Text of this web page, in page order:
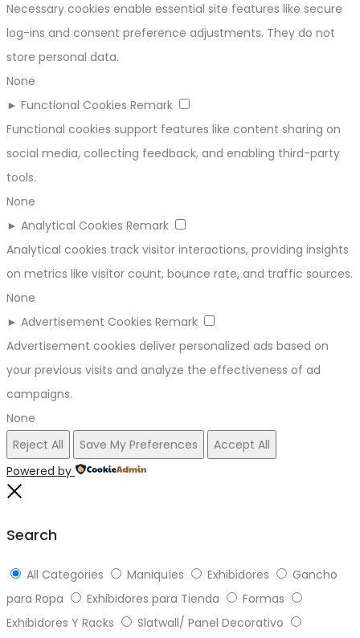
Necessary cookies enable essential site features like secure
log-ins and consent preference adjustments. They do not
store personal data.
None
► Functional Cookies Remark
Functional cookies support features like content sharing on
social media, collecting feedback, and enabling third-party
tools.
None
► Analytical Cookies Remark
Analytical cookies track visitor interactions, providing insights
on metrics like visitor count, bounce rate, and traffic sources.
None
► Advertisement Cookies Remark
Advertisement cookies deliver personalized ads based on
your previous visits and analyze the effectiveness of ad
campaigns.
None
Reject All
Save My Preferences
Accept All
Powered by
Search
All Categories Maniquíes Exhibidores
Gancho
para Ropa
Exhibidores para Tienda
Formas
Exhibidores Y Racks
Slatwall/ Panel Decorativo